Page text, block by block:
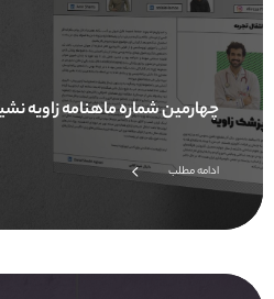
چهارمین شماره ماهنامه زاویه
ادامه مطلب